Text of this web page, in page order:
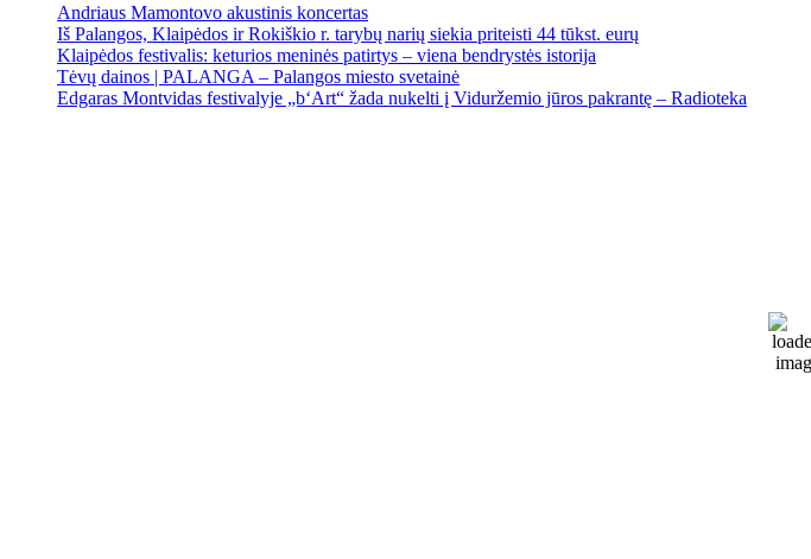
Andriaus Mamontovo akustinis koncertas
Iš Palangos, Klaipėdos ir Rokiškio r. tarybų narių siekia priteisti 44 tūkst. eurų
Klaipėdos festivalis: keturios meninės patirtys – viena bendrystės istorija
Tėvų dainos | PALANGA – Palangos miesto svetainė
Edgaras Montvidas festivalyje „b‘Art“ žada nukelti į Viduržemio jūros pakrantę – Radioteka
Patchy rain nearby
72